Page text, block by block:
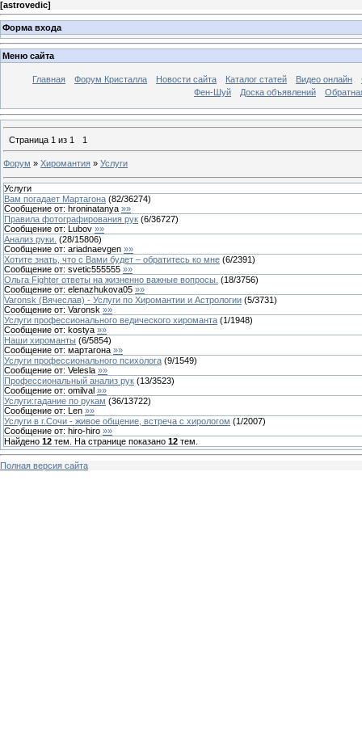
[astrovedic]
Форма входа
Меню сайта
Главная Форум Кристалла Новости сайта Каталог статей Видео онлайн
Фен-Шуй
Доска объявлений
Страница 1 из 1 1
Форум » Хиромантия » Услуги
Услуги
Вам погадает Мартагона (82/36274)
Сообщение от: hroninatanya »»
Правила фотографирования рук (6/36727)
Сообщение от: Lubov »»
Анализ руки. (28/15806)
Сообщение от: ariadnaevgen »»
Хотите знать, что с Вами будет – обратитесь ко мне (6/2391)
Сообщение от: svetic555555 »»
Ольга Fighter ответы на жизненно важные вопросы. (18/3756)
Сообщение от: elenazhukova05 »»
Varonsk (Вячеслав) - Услуги по Хиромантии и Астрологии (5/3731)
Сообщение от: Varonsk »»
Услуги профессионального ведического хироманта (1/1948)
Сообщение от: kostya »»
Наши хироманты (6/5854)
Сообщение от: мартагона »»
Услуги профессионального психолога (9/1549)
Сообщение от: Velesla »»
Профессиональный анализ рук (13/3523)
Сообщение от: omilval »»
Услуги:гадание по рукам (36/13722)
Сообщение от: Len »»
Услуги в г.Сочи - живое общение, встреча с хирологом (1/2007)
Сообщение от: hiro-hiro »»
Найдено 12 тем. На странице показано 12 тем.
Полная версия сайта